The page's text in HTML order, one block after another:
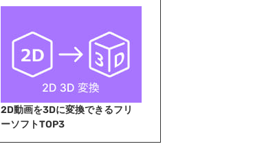
2D動画を3Dに変換できるフリ
ーソフトTOP3